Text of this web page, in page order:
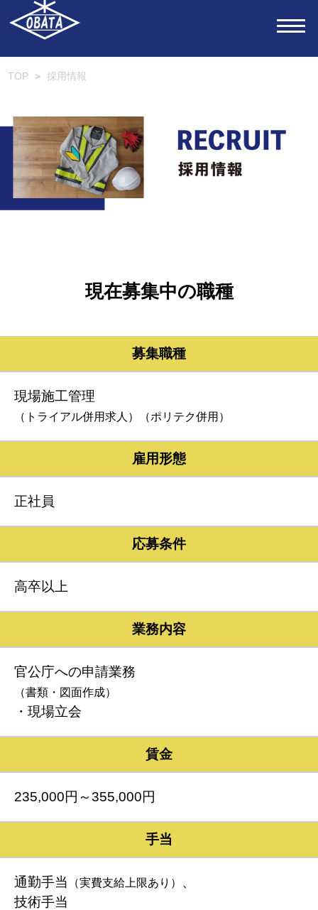
TOP ＞ 採用情報
現在募集中の職種
募集職種
現場施工管理
（トライアル併用求人）（ポリテク併用）
雇用形態
正社員
応募条件
高卒以上
業務内容
官公庁への申請業務
（書類・図面作成）
・現場立会
賃金
235,000円～355,000円
手当
通勤手当 （実費支給上限あり）
、
技術手当